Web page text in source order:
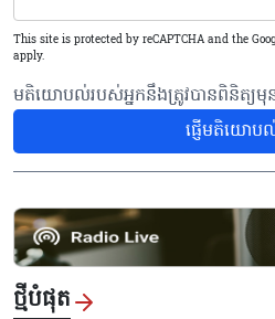
This site is protected by reCAPTCHA and the
apply.
មតិយោបល់របស់អ្នកនឹងត្រូវបានពិនិត្យមុ
ផ្ញើមតិយោប
ថ្មីបំផុត